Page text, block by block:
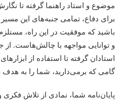
و استاد راهنما گرفته تا نگارش
دفاع، تمامی جنبه‌های این مسیر را
که موفقیت در این راه، مستلزم
مواجهه با چالش‌هاست. از
گرفته تا استفاده از ابزارهای
که برمی‌دارید، شما را به هدف
شما، نمادی از تلاش فکری و